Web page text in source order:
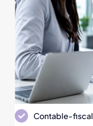
Contable-fiscal